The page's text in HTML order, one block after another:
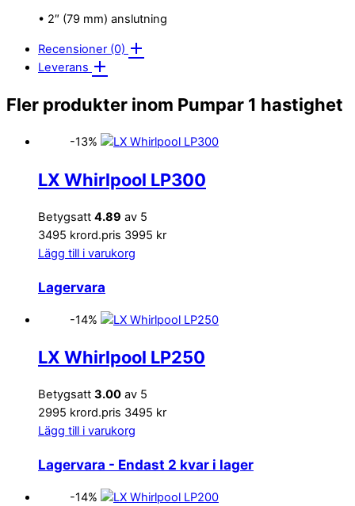
• 2″ (79 mm) anslutning
Recensioner (0)
Leverans
Fler produkter inom Pumpar 1 hastighet
-13%
LX Whirlpool LP300
Betygsatt 4.89 av 5
3495 krord.pris 3995 kr
Lägg till i varukorg
Lagervara
-14%
LX Whirlpool LP250
Betygsatt 3.00 av 5
2995 krord.pris 3495 kr
Lägg till i varukorg
Lagervara - Endast 2 kvar i lager
-14%